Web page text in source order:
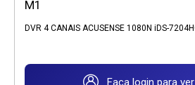
M1
DVR 4 CANAIS ACUSENSE 1080N iDS-
Faça login para